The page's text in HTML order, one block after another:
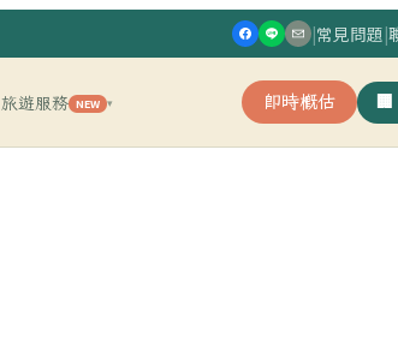
|常見問題|
旅遊服務 NEW ▾ 即時概估